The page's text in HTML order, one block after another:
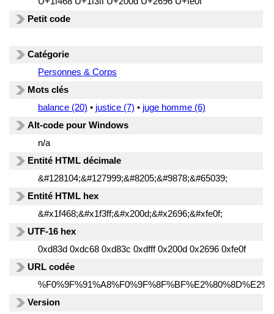
Petit code
Catégorie
Personnes & Corps
Mots clés
balance (20) • justice (7) • juge homme (6)
Alt-code pour Windows
n/a
Entité HTML décimale
&#128104;&#127999;&#8205;&#9878;&#65039;
Entité HTML hex
&#x1f468;&#x1f3ff;&#x200d;&#x2696;&#xfe0f;
UTF-16 hex
0xd83d 0xdc68 0xd83c 0xdfff 0x200d 0x2696 0xfe0f
URL codée
Version